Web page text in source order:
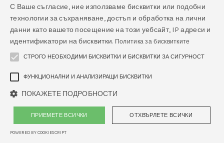
Natural Touch Elastography -
Софтуер за ехограф Mindray
С Ваше съгласие, ние използваме бисквитки или подобни
технологии за съхраняване, достъп и обработка на лични
данни като вашето посещение на този уебсайт, IP адреси и
идентификатори на бисквитки. Политика за бисквитките
СТРОГО НЕОБХОДИМИ БИСКВИТКИ И БИСКВИТКИ ЗА СИГУРНОСТ
ФУНКЦИОНАЛНИ И АНАЛИЗИРАЩИ БИСКВИТКИ
ПОКАЖЕТЕ ПОДРОБНОСТИ
ПРИЕМЕТЕ ВСИЧКИ ОТХВЪРЛЕТЕ ВСИЧКИ
POWERED BY COOKIESCRIPT